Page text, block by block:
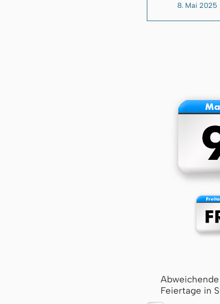
8. Mai 2025
Feiertage in